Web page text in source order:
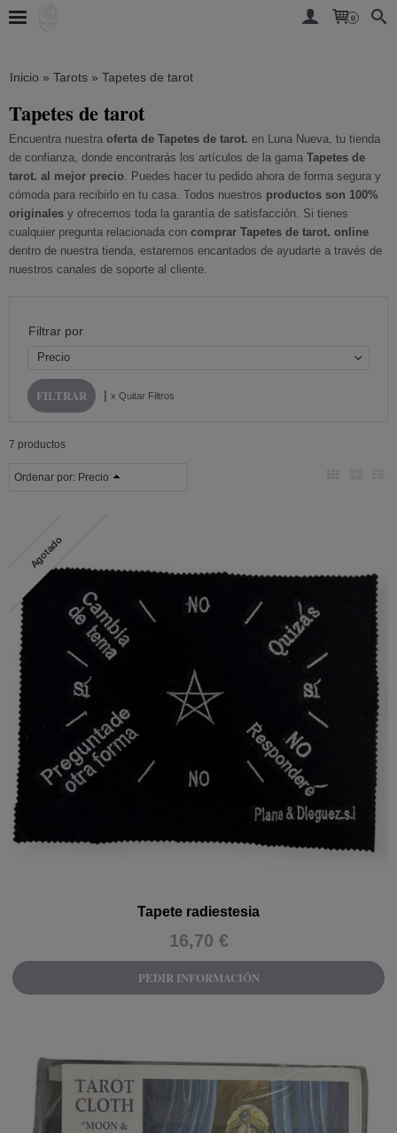
0
Inicio » Tarots » Tapetes de tarot
Tapetes de tarot
Encuentra nuestra oferta de Tapetes de tarot. en Luna Nueva, tu tienda
de confianza, donde encontrarás los artículos de la gama Tapetes de
tarot. al mejor precio. Puedes hacer tu pedido ahora de forma segura y
cómoda para recibirlo en tu casa. Todos nuestros productos son 100%
originales y ofrecemos toda la garantía de satisfacción. Si tienes
cualquier pregunta relacionada con comprar Tapetes de tarot. online
dentro de nuestra tienda, estaremos encantados de ayudarte a través de
nuestros canales de soporte al cliente.
Filtrar por
Precio
| x Quitar Filtros
7 productos
Ordenar por: Precio
Agotado
Tapete radiestesia
16,70 €
PEDIR INFORMACIÓN